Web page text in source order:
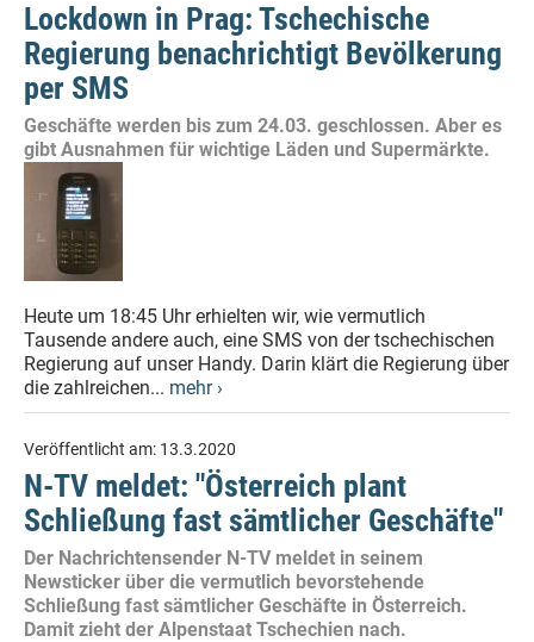
Lockdown in Prag: Tschechische
Regierung benachrichtigt Bevölkerung
per SMS
Geschäfte werden bis zum 24.03. geschlossen. Aber es
gibt Ausnahmen für wichtige Läden und Supermärkte.
Heute um 18:45 Uhr erhielten wir, wie vermutlich
Tausende andere auch, eine SMS von der tschechischen
Regierung auf unser Handy. Darin klärt die Regierung über
die zahlreichen... mehr ›
Veröffentlicht am: 13.3.2020
N-TV meldet: "Österreich plant
Schließung fast sämtlicher Geschäfte"
Der Nachrichtensender N-TV meldet in seinem
Newsticker über die vermutlich bevorstehende
Schließung fast sämtlicher Geschäfte in Österreich.
Damit zieht der Alpenstaat Tschechien nach.